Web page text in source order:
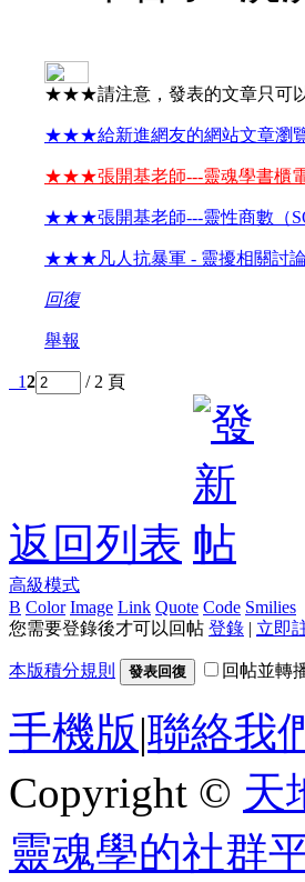
★★★請注意，發表的文章只可
★★★給新進網友的網站文章
★★★張開基老師---靈魂學書
★★★張開基老師---靈性商數（
★★★凡人抗暴軍 - 靈擾相關
回復
舉報
12 / 2 頁
返回列表
高級模式
B Color Image Link Quote Code Smilies
您需要登錄後才可以回帖 登錄 | 立即
本版積分規則 發表回復 回帖並轉
手機版|聯絡我
Copyright © 天
靈魂學的社群